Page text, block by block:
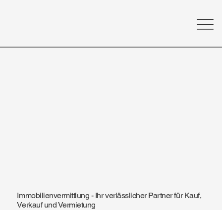
Immobilienvermittlung - Ihr verlässlicher Partner für Kauf,
Verkauf und Vermietung